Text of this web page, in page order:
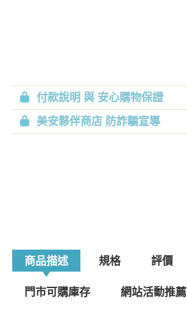
付款說明 與 安心購物保證
美安夥伴商店 防詐騙宣導
商品描述 規格 評價
門市可購庫存 網站活動推薦